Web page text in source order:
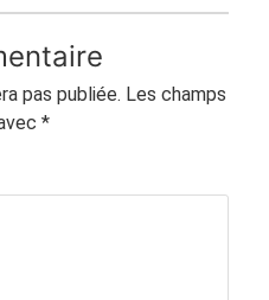
pas publiée. Les champs
*